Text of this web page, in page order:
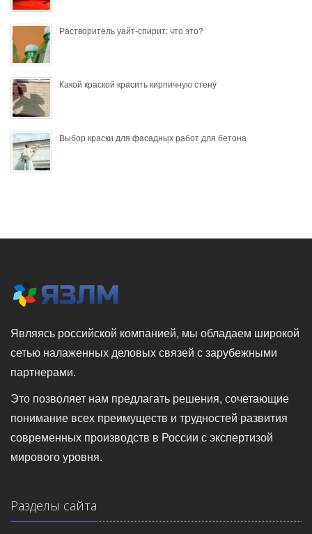
Растворитель уайт-спирит: что это?
Какой краской красить кирпичную стену
Выбор краски для фасадных работ для бетона
Являясь российской компанией, мы обладаем широкой
сетью налаженных деловых связей с зарубежными
партнерами.
Это позволяет нам предлагать решения, сочетающие
понимание всех преимуществ и трудностей развития
современных производств в России с экспертизой
мирового уровня.
Разделы сайта